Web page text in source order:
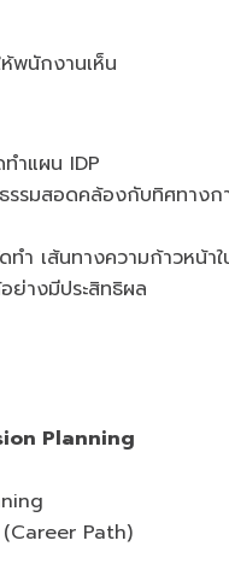
พนักงานเห็น
ำแผน IDP
รรมสอดคล้องกับทิศทางก
ำ เส้นทางความก้าวหน้า
างมีประสิทธิผล
Planning
(Career Path)